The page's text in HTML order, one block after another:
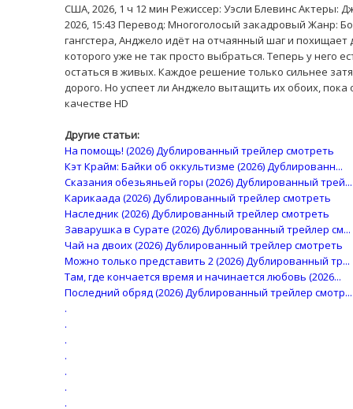
США, 2026, 1 ч 12 мин Режиссер: Уэсли Блевинс Актеры:
2026, 15:43 Перевод: Многоголосый закадровый Жанр:
гангстера, Анджело идёт на отчаянный шаг и
которого уже не так просто выбраться. Теперь у него
остаться в живых. Каждое решение только сильнее
дорого. Но успеет ли Анджело вытащить их обоих,
качестве HD
Другие статьи:
На помощь! (2026) Дублированный трейлер смотреть
Кэт Крайм: Байки об оккультизме (2026) Дублированн...
Сказания обезьяньей горы (2026) Дублированный трей...
Карикаада (2026) Дублированный трейлер смотреть
Наследник (2026) Дублированный трейлер смотреть
Заварушка в Сурате (2026) Дублированный трейлер см...
Чай на двоих (2026) Дублированный трейлер смотреть
Можно только представить 2 (2026) Дублированный тр...
Там, где кончается время и начинается любовь (2026...
Последний обряд (2026) Дублированный трейлер смотр...
.
.
.
.
.
.
.